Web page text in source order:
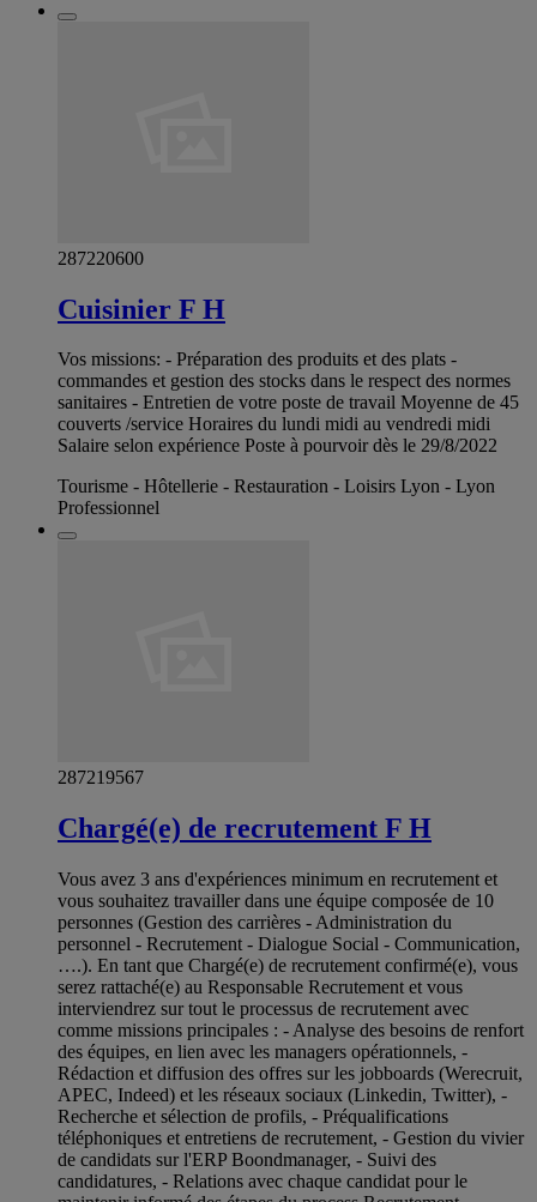
287220600
Cuisinier F H
Vos missions: - Préparation des produits et des plats -
commandes et gestion des stocks dans le respect des normes
sanitaires - Entretien de votre poste de travail Moyenne de 45
couverts /service Horaires du lundi midi au vendredi midi
Salaire selon expérience Poste à pourvoir dès le 29/8/2022
Tourisme - Hôtellerie - Restauration - Loisirs Lyon - Lyon
Professionnel
287219567
Chargé(e) de recrutement F H
Vous avez 3 ans d'expériences minimum en recrutement et
vous souhaitez travailler dans une équipe composée de 10
personnes (Gestion des carrières - Administration du
personnel - Recrutement - Dialogue Social - Communication,
….). En tant que Chargé(e) de recrutement confirmé(e), vous
serez rattaché(e) au Responsable Recrutement et vous
interviendrez sur tout le processus de recrutement avec
comme missions principales : - Analyse des besoins de renfort
des équipes, en lien avec les managers opérationnels, -
Rédaction et diffusion des offres sur les jobboards (Werecruit,
APEC, Indeed) et les réseaux sociaux (Linkedin, Twitter), -
Recherche et sélection de profils, - Préqualifications
téléphoniques et entretiens de recrutement, - Gestion du vivier
de candidats sur l'ERP Boondmanager, - Suivi des
candidatures, - Relations avec chaque candidat pour le